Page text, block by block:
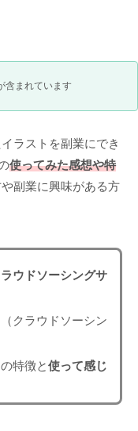
含まれています
ラストを副業にでき
使ってみた感想や特
副業に興味がある方
ウドソーシングサ
クラウドソーシン
特徴と使って感じ